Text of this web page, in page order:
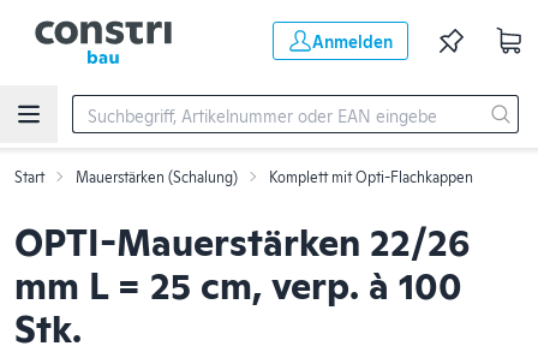
Anmelden
Start Mauerstärken (Schalung) Komplett mit Opti-Flachkappen
OPTI-Mauerstärken 22/26
mm L = 25 cm, verp. à 100
Stk.